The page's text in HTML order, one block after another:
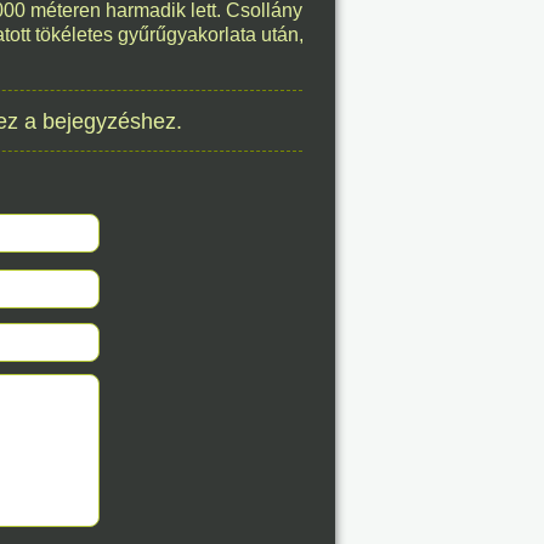
06.
06.
méteren harmadik lett. Csollány
tökéletes gyűrűgyakorlata után,
a bejegyzéshez.